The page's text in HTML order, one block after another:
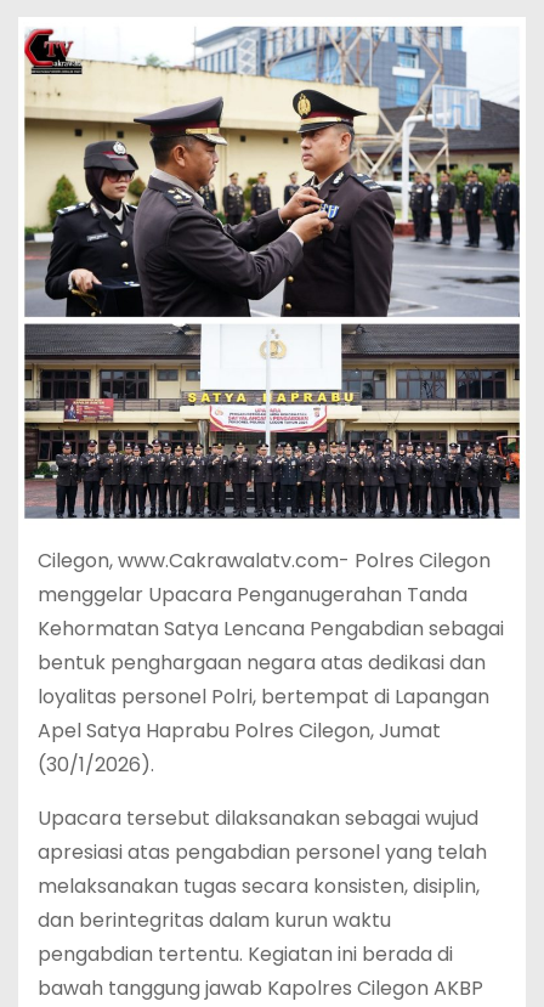
Cilegon, www.Cakrawalatv.com- Polres Cilegon
menggelar Upacara Penganugerahan Tanda
Kehormatan Satya Lencana Pengabdian sebagai
bentuk penghargaan negara atas dedikasi dan
loyalitas personel Polri, bertempat di Lapangan
Apel Satya Haprabu Polres Cilegon, Jumat
(30/1/2026).
Upacara tersebut dilaksanakan sebagai wujud
apresiasi atas pengabdian personel yang telah
melaksanakan tugas secara konsisten, disiplin,
dan berintegritas dalam kurun waktu
pengabdian tertentu. Kegiatan ini berada di
bawah tanggung jawab Kapolres Cilegon AKBP